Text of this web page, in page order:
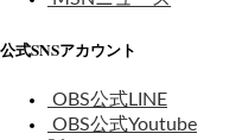
公式SNSアカウント
OBS公式LINE
OBS公式Youtube